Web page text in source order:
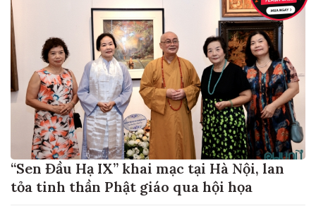
“Sen Đầu Hạ IX” khai mạc tại Hà Nội, lan
tỏa tinh thần Phật giáo qua hội họa